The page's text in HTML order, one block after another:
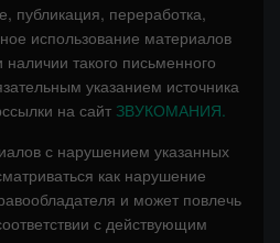
публикация, переработка,
использование материалов
такого письменного
указанием источника
на сайт ЗВУКОМАНИЯ.
с нарушением указанных
как нарушение
и может повлечь
с действующим